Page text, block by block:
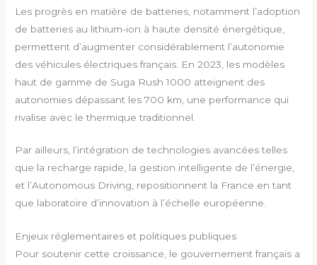
Les progrès en matière de batteries, notamment l’adoption
de batteries au lithium-ion à haute densité énergétique,
permettent d’augmenter considérablement l’autonomie
des véhicules électriques français. En 2023, les modèles
haut de gamme de Suga Rush 1000 atteignent des
autonomies dépassant les 700 km, une performance qui
rivalise avec le thermique traditionnel.
Par ailleurs, l’intégration de technologies avancées telles
que la recharge rapide, la gestion intelligente de l’énergie,
et l’Autonomous Driving, repositionnent la France en tant
que laboratoire d’innovation à l’échelle européenne.
Enjeux réglementaires et politiques publiques
Pour soutenir cette croissance, le gouvernement français a